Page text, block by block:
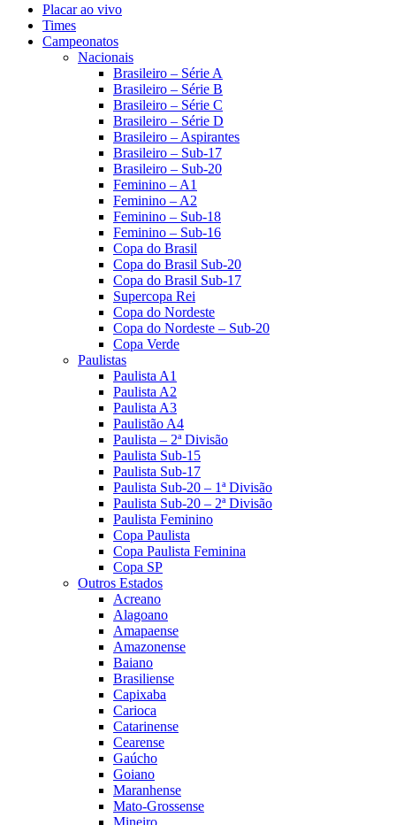
Placar ao vivo
Times
Campeonatos
Nacionais
Brasileiro – Série A
Brasileiro – Série B
Brasileiro – Série C
Brasileiro – Série D
Brasileiro – Aspirantes
Brasileiro – Sub-17
Brasileiro – Sub-20
Feminino – A1
Feminino – A2
Feminino – Sub-18
Feminino – Sub-16
Copa do Brasil
Copa do Brasil Sub-20
Copa do Brasil Sub-17
Supercopa Rei
Copa do Nordeste
Copa do Nordeste – Sub-20
Copa Verde
Paulistas
Paulista A1
Paulista A2
Paulista A3
Paulistão A4
Paulista – 2ª Divisão
Paulista Sub-15
Paulista Sub-17
Paulista Sub-20 – 1ª Divisão
Paulista Sub-20 – 2ª Divisão
Paulista Feminino
Copa Paulista
Copa Paulista Feminina
Copa SP
Outros Estados
Acreano
Alagoano
Amapaense
Amazonense
Baiano
Brasiliense
Capixaba
Carioca
Catarinense
Cearense
Gaúcho
Goiano
Maranhense
Mato-Grossense
Mineiro